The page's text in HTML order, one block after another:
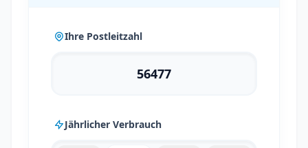
Ihre Postleitzahl
Jährlicher Verbrauch